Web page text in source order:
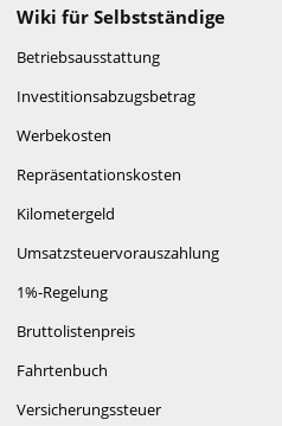
Wiki für Selbstständige
Betriebsausstattung
Investitionsabzugsbetrag
Werbekosten
Repräsentationskosten
Kilometergeld
Umsatzsteuervorauszahlung
1%-Regelung
Bruttolistenpreis
Fahrtenbuch
Versicherungssteuer